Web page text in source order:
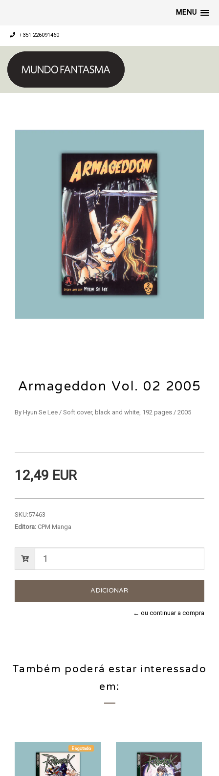
MENU
+351 226091460
Armageddon Vol. 02 2005
By Hyun Se Lee / Soft cover, black and white, 192 pages / 2005
12,49 EUR
SKU:57463
Editora: CPM Manga
← ou continuar a compra
Também poderá estar interessado
em:
Esgotado